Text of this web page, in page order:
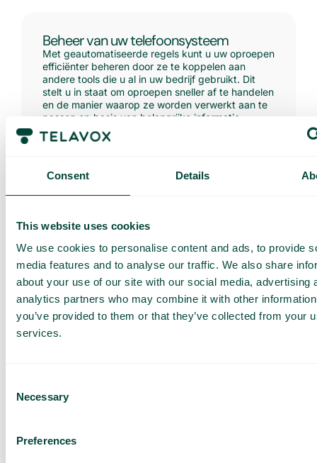
Consent Details
This website uses cookies
We use cookies to personalise content and ads, to provide
media features and to analyse our traffic. We also share
about your use of our site with our social media, advertising
analytics partners who may combine it with other
you’ve provided to them or that they’ve collected from your
services.
Selection
Necessary
Preferences
Beheer van uw telefoonsysteem
Met geautomatiseerde regels kunt u uw oproepen
efficiënter beheren door ze te koppelen aan
andere tools die u al in uw bedrijf gebruikt. Dit
stelt u in staat om oproepen sneller af te handelen
en de manier waarop ze worden verwerkt aan te
passen op basis van belangrijke informatie,
zonder dat u handmatig hoeft in te grijpen.
Vakantieplanning en werktijden
Naarmate de feestdagen naderen, kunt u
eenvoudig de openingstijden en vakantiedagen
van uw medewerkers plannen. Dit doet u door
een nieuw team aan te maken in het
administratieportaal, een bericht toe te voegen en
een planning in te stellen. Indien nodig kunt u ook